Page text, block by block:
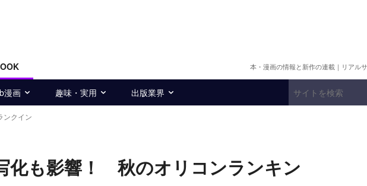
本・漫画の情報と新作の連載｜リアル
漫画 趣味・実用 出版業界
ンクイン
化も影響！ 秋のオリコンランキン